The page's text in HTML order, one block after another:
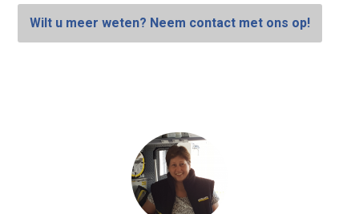
Wilt u meer weten? Neem contact met ons op!